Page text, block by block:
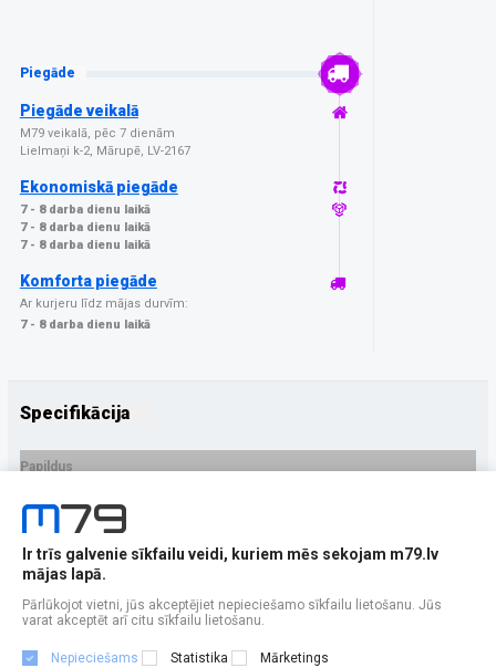
Piegāde
Piegāde veikalā
M79 veikalā, pēc 7 dienām
Lielmaņi k-2, Mārupē, LV-2167
Ekonomiskā piegāde
7 - 8 darba dienu laikā
7 - 8 darba dienu laikā
7 - 8 darba dienu laikā
Komforta piegāde
Ar kurjeru līdz mājas durvīm:
7 - 8 darba dienu laikā
Specifikācija
Papildus
Ražotājs
PRECES APRAKSTS
EAN - 5906146485297
Ir trīs galvenie sīkfailu veidi, kuriem mēs sekojam m79.lv
mājas lapā.
Pārlūkojot vietni, jūs akceptējiet nepieciešamo sīkfailu lietošanu. Jūs
varat akceptēt arī citu sīkfailu lietošanu.
Nepieciešams Statistika Mārketings